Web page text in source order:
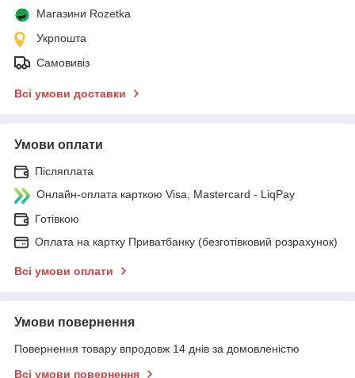
Магазини Rozetka
Укрпошта
Самовивіз
Всі умови доставки
Умови оплати
Післяплата
Онлайн-оплата карткою Visa, Mastercard - LiqPay
Готівкою
Оплата на картку Приватбанку (безготівковий розрахунок)
Всі умови оплати
Умови повернення
Повернення товару впродовж 14 днів за домовленістю
Всі умови повернення